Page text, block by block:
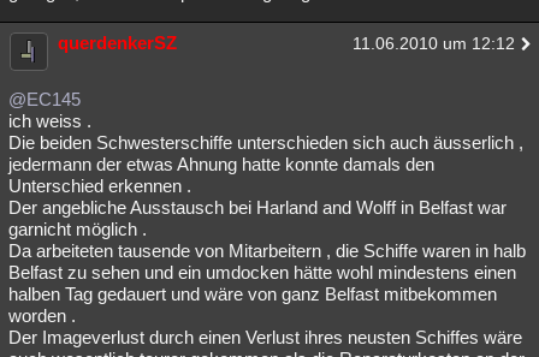
querdenkerSZ 11.06.2010 um 12:12
@EC145
ich weiss .
Die beiden Schwesterschiffe unterschieden sich auch äusserlich ,
jedermann der etwas Ahnung hatte konnte damals den
Unterschied erkennen .
Der angebliche Ausstausch bei Harland and Wolff in Belfast war
garnicht möglich .
Da arbeiteten tausende von Mitarbeitern , die Schiffe waren in halb
Belfast zu sehen und ein umdocken hätte wohl mindestens einen
halben Tag gedauert und wäre von ganz Belfast mitbekommen
worden .
Der Imageverlust durch einen Verlust ihres neusten Schiffes wäre